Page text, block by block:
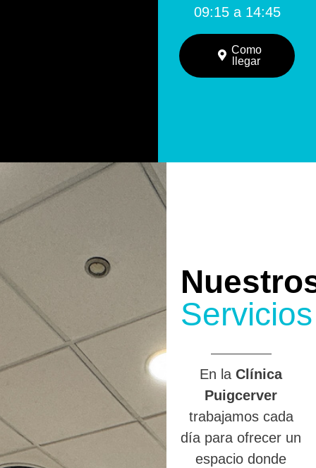
09:15 a 14:45
Como
llegar
Servicios
En laClínica
Puigcerver
trabajamos cada
día para ofrecer un
espacio donde